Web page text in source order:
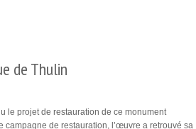
de Thulin
le projet de restauration de ce monument
campagne de restauration, l’œuvre a retrouvé sa